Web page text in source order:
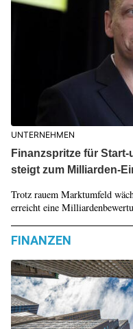
UNTERNEHMEN
Finanzspritze für
steigt zum Milliarden-
Trotz rauem Marktumfeld
erreicht eine
FINANZEN